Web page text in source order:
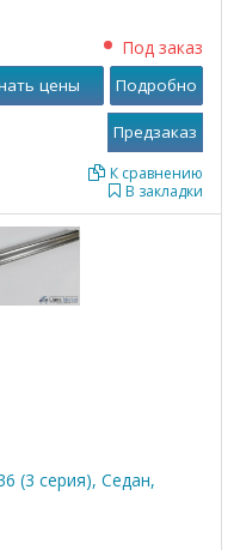
Под заказ
В закладки
К сравнению
цены Подробно
(3 серия), Седан,